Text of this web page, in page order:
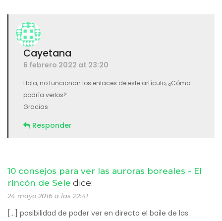
Cayetana
6 febrero 2022 at 23:20
Hola, no funcionan los enlaces de este artículo, ¿Cómo
podría verlos?
Gracias
Responder
10 consejos para ver las auroras boreales - El
rincón de Sele dice:
24 mayo 2016 a las 22:41
[…] posibilidad de poder ver en directo el baile de las